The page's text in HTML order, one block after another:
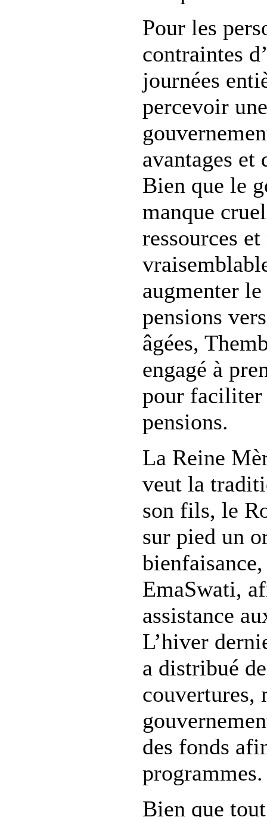
Pour les
contraintes
journées
percevoir
avantages et
Bien que le
manque
ressources
augmenter
pensions
âgées,
engagé à
pour faciliter
pensions.
La Reine
veut la
son fils, le
sur pied un
EmaSwati,
assistance
L’hiver
a distribué
couvertures,
des fonds
programmes.
Bien que